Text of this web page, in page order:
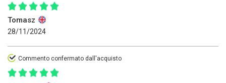
Tomasz
28/11/2024
Commento confermato dall'acquisto